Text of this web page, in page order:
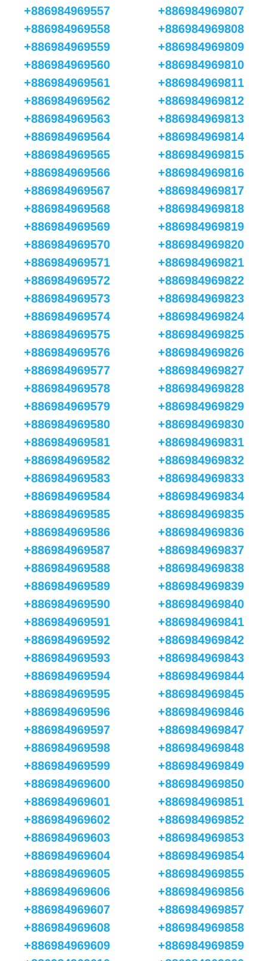
+886984969557
+886984969558
+886984969559
+886984969560
+886984969561
+886984969562
+886984969563
+886984969564
+886984969565
+886984969566
+886984969567
+886984969568
+886984969569
+886984969570
+886984969571
+886984969572
+886984969573
+886984969574
+886984969575
+886984969576
+886984969577
+886984969578
+886984969579
+886984969580
+886984969581
+886984969582
+886984969583
+886984969584
+886984969585
+886984969586
+886984969587
+886984969588
+886984969589
+886984969590
+886984969591
+886984969592
+886984969593
+886984969594
+886984969595
+886984969596
+886984969597
+886984969598
+886984969599
+886984969600
+886984969601
+886984969602
+886984969603
+886984969604
+886984969605
+886984969606
+886984969607
+886984969608
+886984969609
+886984969807
+886984969808
+886984969809
+886984969810
+886984969811
+886984969812
+886984969813
+886984969814
+886984969815
+886984969816
+886984969817
+886984969818
+886984969819
+886984969820
+886984969821
+886984969822
+886984969823
+886984969824
+886984969825
+886984969826
+886984969827
+886984969828
+886984969829
+886984969830
+886984969831
+886984969832
+886984969833
+886984969834
+886984969835
+886984969836
+886984969837
+886984969838
+886984969839
+886984969840
+886984969841
+886984969842
+886984969843
+886984969844
+886984969845
+886984969846
+886984969847
+886984969848
+886984969849
+886984969850
+886984969851
+886984969852
+886984969853
+886984969854
+886984969855
+886984969856
+886984969857
+886984969858
+886984969859